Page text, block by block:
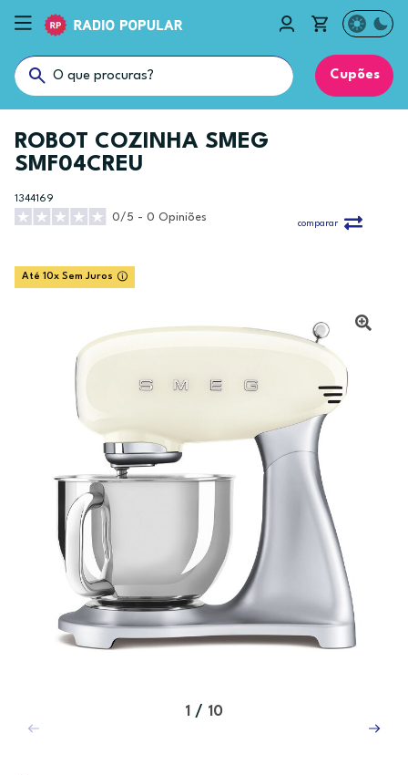
Cupões
ROBOT COZINHA SMEG
SMF04CREU
1344169
0/5 - 0 Opiniões
comparar
Até 10x Sem Juros
1 / 10